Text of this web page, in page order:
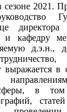
сезоне 2021.
кафедру
выражается в
сферы, в